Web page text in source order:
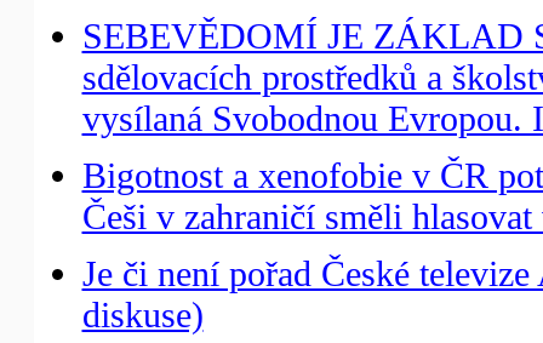
SEBEVĚDOMÍ JE ZÁKLAD
sdělovacích prostředků a
vysílaná Svobodnou Evropou.
Bigotnost a xenofobie v ČR
Češi v zahraničí směli
Je či není pořad České
diskuse)